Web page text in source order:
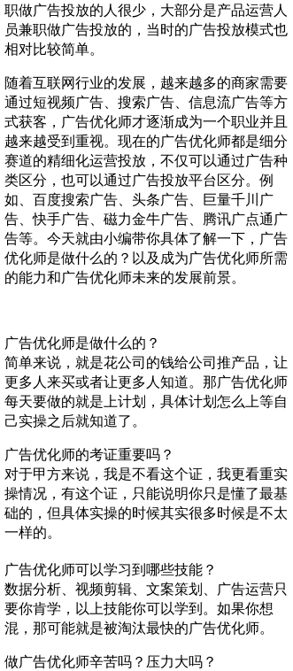
职做广告投放的人很少，大部分是产品运营人
员兼职做广告投放的，当时的广告投放模式也
相对比较简单。
随着互联网行业的发展，越来越多的商家需要
通过短视频广告、搜索广告、信息流广告等方
式获客，广告优化师才逐渐成为一个职业并且
越来越受到重视。现在的广告优化师都是细分
赛道的精细化运营投放，不仅可以通过广告种
类区分，也可以通过广告投放平台区分。例
如、百度搜索广告、头条广告、巨量千川广
告、快手广告、磁力金牛广告、腾讯广点通广
告等。今天就由小编带你具体了解一下，广告
优化师是做什么的？以及成为广告优化师所需
的能力和广告优化师未来的发展前景。
广告优化师是做什么的？
简单来说，就是花公司的钱给公司推产品，让
更多人来买或者让更多人知道。那广告优化师
每天要做的就是上计划，具体计划怎么上等自
己实操之后就知道了。
广告优化师的考证重要吗？
对于甲方来说，我是不看这个证，我更看重实
操情况，有这个证，只能说明你只是懂了最基
础的，但具体实操的时候其实很多时候是不太
一样的。
广告优化师可以学习到哪些技能？
数据分析、视频剪辑、文案策划、广告运营只
要你肯学，以上技能你可以学到。如果你想
混，那可能就是被淘汰最快的广告优化师。
做广告优化师辛苦吗？压力大吗？